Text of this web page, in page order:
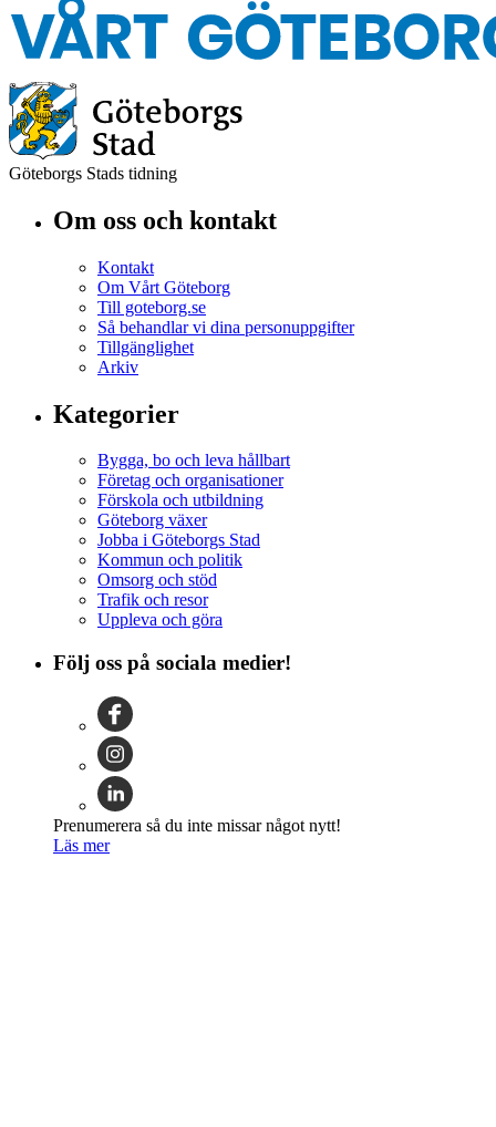
Göteborgs Stads tidning
Om oss och kontakt
Kontakt
Om Vårt Göteborg
Till goteborg.se
Så behandlar vi dina personuppgifter
Tillgänglighet
Arkiv
Kategorier
Bygga, bo och leva hållbart
Företag och organisationer
Förskola och utbildning
Göteborg växer
Jobba i Göteborgs Stad
Kommun och politik
Omsorg och stöd
Trafik och resor
Uppleva och göra
Följ oss på sociala medier!
Prenumerera så du inte missar något nytt!
Läs mer